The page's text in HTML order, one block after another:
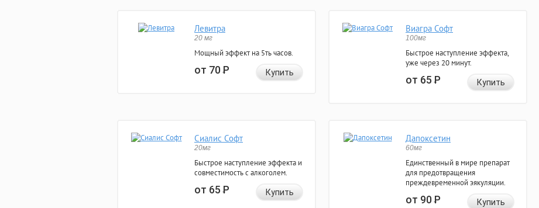
Левитра
20 мг
Мощный эффект на 5ть часов.
от 70Р Купить
Виагра Софт
100мг
Быстрое наступление эффекта,
уже через 20 минут.
от 65Р Купить
Сиалис Софт
20мг
Быстрое наступление эффекта и
совместимость с алкоголем.
от 65Р Купить
Дапоксетин
60мг
Единственный в мире препарат
для предотвращения
преждевременной эякуляции.
от 90Р Купить